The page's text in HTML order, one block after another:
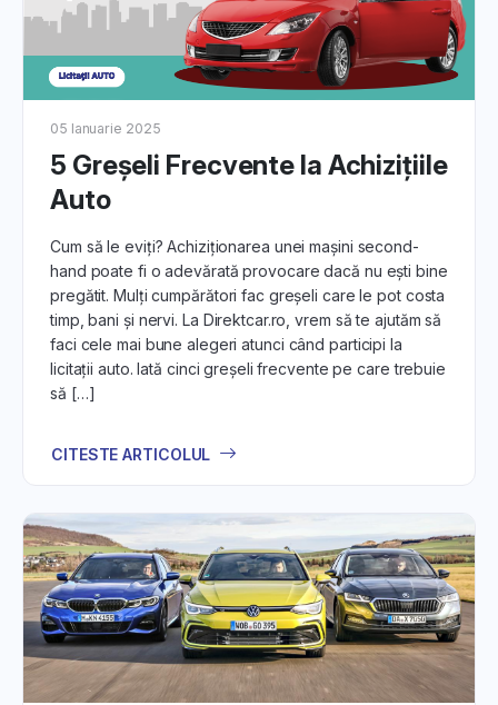
05 Ianuarie 2025
5 Greșeli Frecvente la Achizițiile
Auto
Cum să le eviți? Achiziționarea unei mașini second-
hand poate fi o adevărată provocare dacă nu ești bine
pregătit. Mulți cumpărători fac greșeli care le pot costa
timp, bani și nervi. La Direktcar.ro, vrem să te ajutăm să
faci cele mai bune alegeri atunci când participi la
licitații auto. Iată cinci greșeli frecvente pe care trebuie
să […]
CITESTE ARTICOLUL